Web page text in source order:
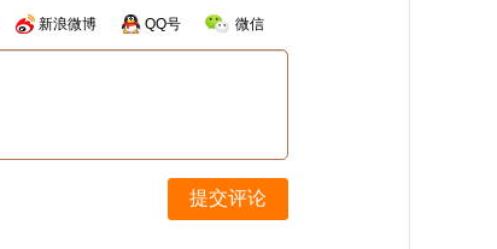
新浪微博 QQ号 微信
提交评论